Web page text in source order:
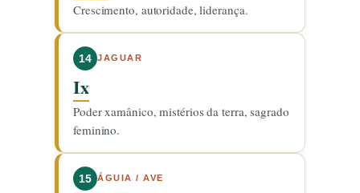
Crescimento, autoridade, liderança.
14 JAGUAR
Ix
Poder xamânico, mistérios da terra, sagrado
feminino.
15 ÁGUIA / AVE